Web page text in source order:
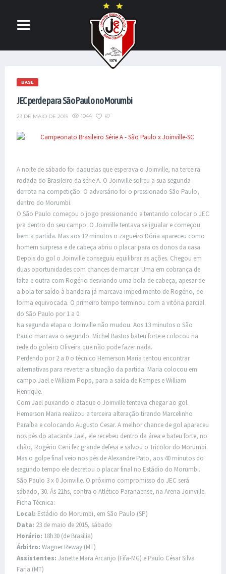
BASE
JEC perde para São Paulo no Morumbi
23 DE MAIO DE 2015 1044 57
A noite de sábado foi daquelas que esperava o Joinville, na terceira
rodada do Brasileiro da série A. O Joinville sofreu a sua segunda
derrota na competição. O adversário foi o pressionado São Paulo,
dentro do Morumbi.
O São Paulo começou o jogo pressionando e tentando colocar o JEC
pra dentro do seu campo. O Joinville tentava se igualar e começou
bem a partida. Mas aos 12 minutos o zagueiro Dória apareceu como
homem surpresa e de cabeça abriu o placar para os donos da casa.
Depois do gol o Joinville conseguiu equilibrar as ações. Chegou em
duas oportunidades com chances de marcar. Uma em cobrança de
falta e outra com Rogério desviando uma bola de cabeça, apesar de
a bola ter saído à bandeira já marcava impedimento de Rogério, de
forma equivocada. O primeiro tempo terminou com a vitória parcial
do São Paulo por 1 a 0.
Na segunda etapa o Joinville não mudou. Aos 13 minutos o São
Paulo marcava o segundo. Michel Bastos bateu forte e colocou na
rede do goleiro Oliveira que não pode fazer nada.
Perdendo por 2 a 0 o técnico Hemerson Maria tentou encontrar
alternativas para reverter a situação da partida. Maria colocou em
campo Jael e William Popp, para a saída de Kempes e William
Henrique.
Com Jael puxando o ataque o Joinville tentava chegar ao gol.
Hemerson Maria realizou a terceira alteração tirando Marcelinho
Paraíba e colocando Augusto Cesar. A melhor chance de gol apareceu
nos pés do atacante Jael, ele recebeu dentro da área e bateu forte, no
chão, Rogério Ceni fez grande defesa e salvou o Tricolor do Morumbi.
Mas o golpe final veio nos pés de Alexandre Pato, aos 40 minutos do
segundo tempo ele decretou o placar final no Estádio do Morumbi.
São Paulo 3 x 0 Joinville. O próximo compromisso do JEC será
sábado, 30. Ás 21hs, contra o Atlético Paranaense, na Arena Joinville.
Ficha Técnica:
Local: Estádio do Morumbi, em São Paulo (SP)
Data: 23 de maio de 2015, sábado
Horário: 18h30 (de Brasília)
Árbitro: Wagner Reway (MT)
Assistentes: Janette Mara Arcanjo (Fifa-MG) e Paulo César Silva
Faria (MT)